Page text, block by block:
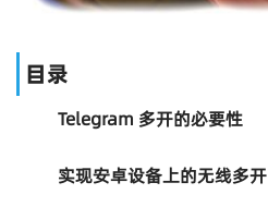
目录
Telegram 多开的必要性
实现安卓设备上的无线多开